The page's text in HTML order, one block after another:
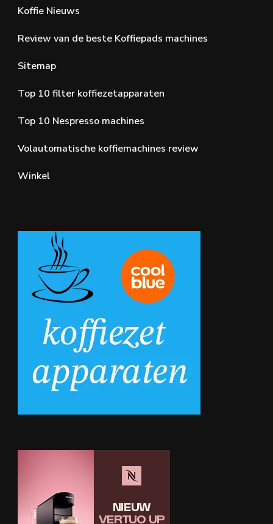
Koffie Nieuws
Review van de beste Koffiepads machines
Sitemap
Top 10 filter koffiezetapparaten
Top 10 Nespresso machines
Volautomatische koffiemachines review
Winkel